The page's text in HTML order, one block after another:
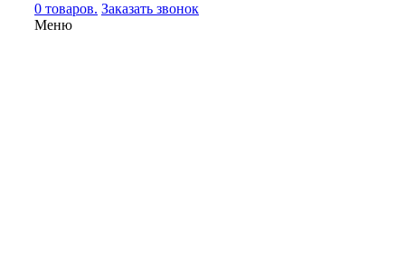
0 товаров. Заказать звонок
Меню